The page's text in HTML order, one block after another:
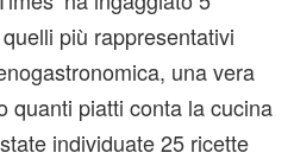
più rappresentativi
una vera
quanti piatti conta la cucina
individuate 25 ricette